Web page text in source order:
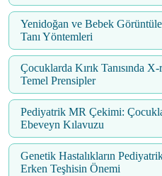
Yenidoğan ve Bebek
Tanı Yöntemleri
Çocuklarda Kırık Tanısında
Temel Prensipler
Pediyatrik MR Çekimi:
Ebeveyn Kılavuzu
Genetik Hastalıkların
Erken Teşhisin Önemi